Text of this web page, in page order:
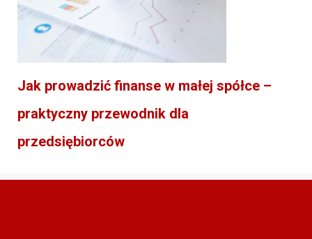
Jak prowadzić finanse w małej spółce –
praktyczny przewodnik dla
przedsiębiorców